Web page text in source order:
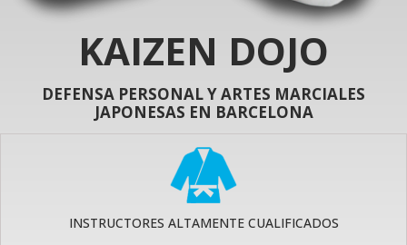
KAIZEN DOJO
DEFENSA PERSONAL Y ARTES MARCIALES
JAPONESAS EN BARCELONA
INSTRUCTORES ALTAMENTE CUALIFICADOS